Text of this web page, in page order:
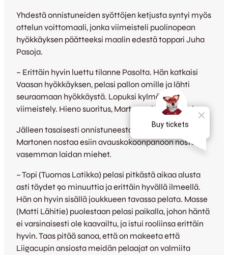
Yhdestä onnistuneiden syöttöjen ketjusta syntyi myös
ottelun voittomaali, jonka viimeisteli puolinopean
hyökkäyksen päätteeksi maalin edestä toppari Juha
Pasoja.
– Erittäin hyvin luettu tilanne Pasolta. Hän katkaisi
Vaasan hyökkäyksen, pelasi pallon omille ja lähti
seuraamaan hyökkäystä. Lopuksi kylmäpäinen
viimeistely. Hieno suoritus, Martonen kommentoi.
Jälleen tasaisesti onnistuneesta joukkueesta
Martonen nostaa esiin avauskokoonpanoon nostetut
vasemman laidan miehet.
– Topi (Tuomas Latikka) pelasi pitkästä aikaa alusta
asti täydet 90 minuuttia ja erittäin hyvällä ilmeellä.
Hän on hyvin sisällä joukkueen tavassa pelata. Masse
(Matti Lähitie) puolestaan pelasi paikalla, johon häntä
ei varsinaisesti ole kaavailtu, ja istui rooliinsa erittäin
hyvin. Taas pitää sanoa, että on makeeta että
Liigacupin ansiosta meidän pelaajat on valmiita